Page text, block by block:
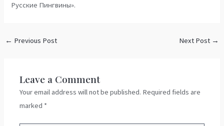
Русские Пингвины».
← Previous Post Next Post →
Leave a Comment
Your email address will not be published. Required fields are
marked *